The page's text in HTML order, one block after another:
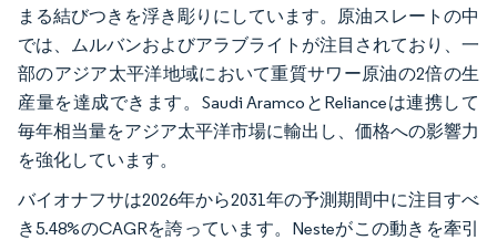
まる結びつきを浮き彫りにしています。原油スレートの中
では、ムルバンおよびアラブライトが注目されており、一
部のアジア太平洋地域において重質サワー原油の2倍の生
産量を達成できます。Saudi AramcoとRelianceは連携して
毎年相当量をアジア太平洋市場に輸出し、価格への影響力
を強化しています。
バイオナフサは2026年から2031年の予測期間中に注目すべ
き5.48%のCAGRを誇っています。Nesteがこの動きを牽引